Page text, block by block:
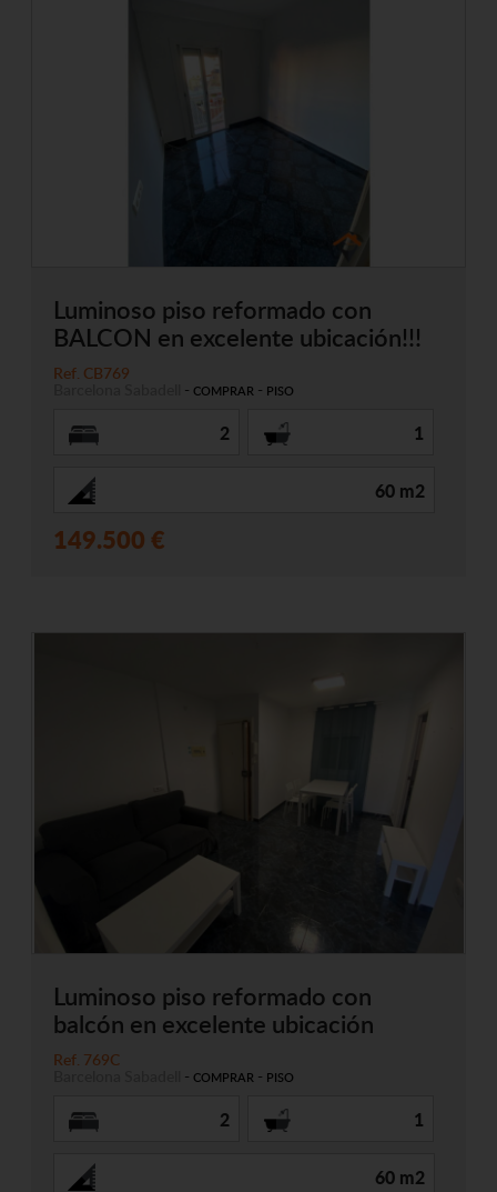
Luminoso piso reformado con
BALCON en excelente ubicación!!!
Ref. CB769
- COMPRAR - PISO
2 1
60 m2
149.500 €
Luminoso piso reformado con
balcón en excelente ubicación
Ref. 769C
- COMPRAR - PISO
2 1
60 m2